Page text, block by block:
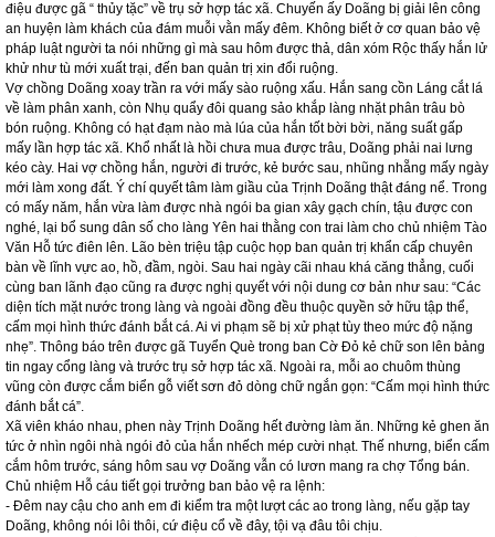
điệu được gã “ thủy tặc” về trụ sở hợp tác xã. Chuyến ấy Doãng bị giải lên công
an huyện làm khách của đám muỗi vằn mấy đêm. Không biết ở cơ quan bảo vệ
pháp luật người ta nói những gì mà sau hôm được thả, dân xóm Rộc thấy hắn lử
khử như tù mới xuất trại, đến ban quản trị xin đổi ruộng.
Vợ chồng Doãng xoay trần ra với mấy sào ruộng xấu. Hắn sang cồn Láng cắt lá
về làm phân xanh, còn Nhụ quẩy đôi quang sảo khắp làng nhặt phân trâu bò
bón ruộng. Không có hạt đạm nào mà lúa của hắn tốt bời bời, năng suất gấp
mấy lần hợp tác xã. Khổ nhất là hồi chưa mua được trâu, Doãng phải nai lưng
kéo cày. Hai vợ chồng hắn, người đi trước, kẻ bước sau, nhũng nhẵng mấy ngày
mới làm xong đất. Ý chí quyết tâm làm giầu của Trịnh Doãng thật đáng nể. Trong
có mấy năm, hắn vừa làm được nhà ngói ba gian xây gạch chín, tậu được con
nghé, lại bổ sung dân số cho làng Yên hai thằng con trai làm cho chủ nhiệm Tào
Văn Hỗ tức điên lên. Lão bèn triệu tập cuộc họp ban quản trị khẩn cấp chuyên
bàn về lĩnh vực ao, hồ, đầm, ngòi. Sau hai ngày cãi nhau khá căng thẳng, cuối
cùng ban lãnh đạo cũng ra được nghị quyết với nội dung cơ bản như sau: “Các
diện tích mặt nước trong làng và ngoài đồng đều thuộc quyền sở hữu tập thể,
cấm mọi hình thức đánh bắt cá. Ai vi phạm sẽ bị xử phạt tùy theo mức độ nặng
nhẹ”. Thông báo trên được gã Tuyển Què trong ban Cờ Đỏ kẻ chữ son lên bảng
tin ngay cổng làng và trước trụ sở hợp tác xã. Ngoài ra, mỗi ao chuôm thùng
vũng còn được cắm biển gỗ viết sơn đỏ dòng chữ ngắn gọn: “Cấm mọi hình thức
đánh bắt cá”.
Xã viên kháo nhau, phen này Trịnh Doãng hết đường làm ăn. Những kẻ ghen ăn
tức ở nhìn ngôi nhà ngói đỏ của hắn nhếch mép cười nhạt. Thế nhưng, biển cấm
cắm hôm trước, sáng hôm sau vợ Doãng vẫn có lươn mang ra chợ Tổng bán.
Chủ nhiệm Hỗ cáu tiết gọi trưởng ban bảo vệ ra lệnh:
- Đêm nay cậu cho anh em đi kiểm tra một lượt các ao trong làng, nếu gặp tay
Doãng, không nói lôi thôi, cứ điệu cổ về đây, tội vạ đâu tôi chịu.